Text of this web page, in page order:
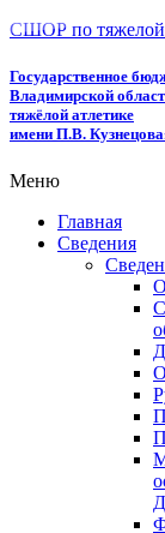
СШОР по тяжелой
Государственное
Владимирской
тяжёлой атлетике
имени П.В.
Меню
Главная
Сведения